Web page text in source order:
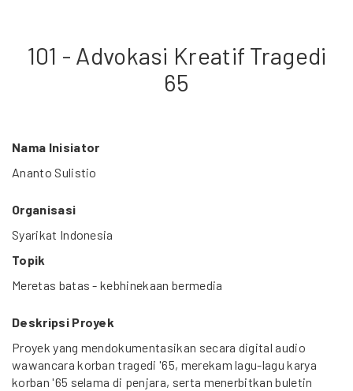
101 - Advokasi Kreatif Tragedi
65
Nama Inisiator
Ananto Sulistio
Organisasi
Syarikat Indonesia
Topik
Meretas batas - kebhinekaan bermedia
Deskripsi Proyek
Proyek yang mendokumentasikan secara digital audio
wawancara korban tragedi '65, merekam lagu-lagu karya
korban '65 selama di penjara, serta menerbitkan buletin